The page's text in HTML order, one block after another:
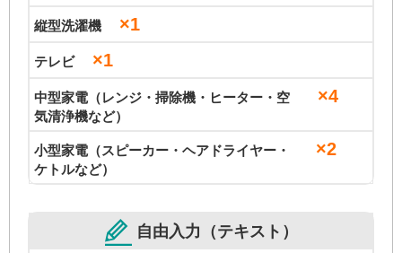
縦型洗濯機 ×1
テレビ ×1
中型家電（レンジ・掃除機・ヒーター・空
気清浄機など）
×4
小型家電（スピーカー・ヘアドライヤー・
ケトルなど）
×2
自由入力（テキスト）